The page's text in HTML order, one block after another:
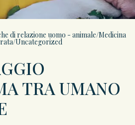
di relazione uomo - animale/Medicina
/Uncategorized
TRA UMANO